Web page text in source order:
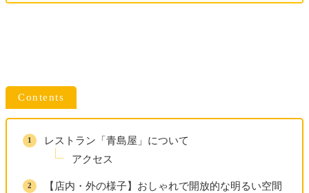
シェラトン・グランデ・オーシャンリゾート（宮
ホテル内フィットネス「The Ocean Club」利用
Contents
レストラン「青島屋」について
アクセス
【店内・外の様子】おしゃれで開放的な明るい空間